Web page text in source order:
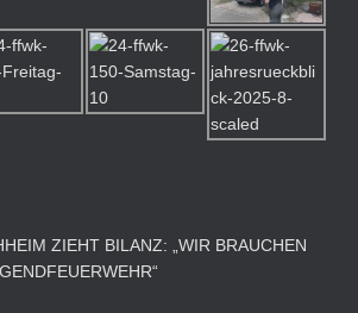
ZIEHT BILANZ: „WIR BRAUCHEN